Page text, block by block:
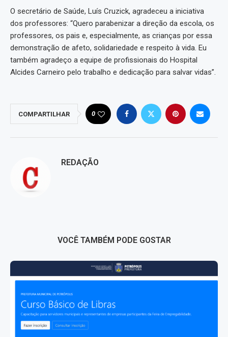
O secretário de Saúde, Luís Cruzick, agradeceu a iniciativa
dos professores: “Quero parabenizar a direção da escola, os
professores, os pais e, especialmente, as crianças por essa
demonstração de afeto, solidariedade e respeito à vida. Eu
também agradeço a equipe de profissionais do Hospital
Alcides Carneiro pelo trabalho e dedicação para salvar vidas”.
COMPARTILHAR 0
REDAÇÃO
VOCÊ TAMBÉM PODE GOSTAR